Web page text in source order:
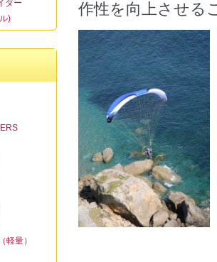
ダー
)
軽量）
作性を向上させる